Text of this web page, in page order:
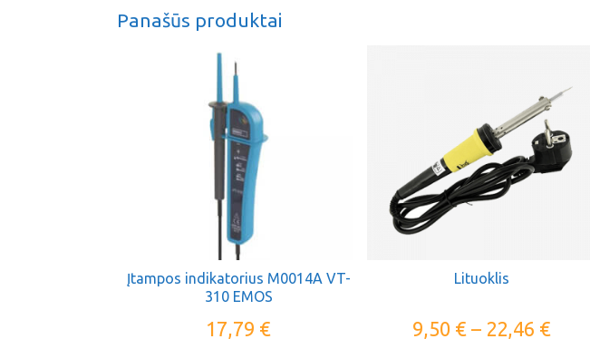
Panašūs produktai
Įtampos indikatorius M0014A VT-
310 EMOS
17,79 €
Lituoklis
9,50 € – 22,46 €